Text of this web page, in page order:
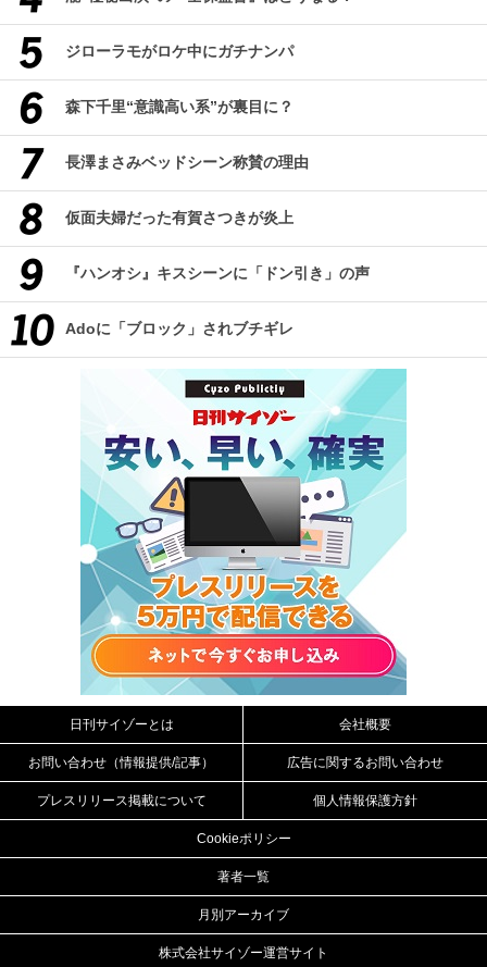
ジローラモがロケ中にガチナンパ
森下千里“意識高い系”が裏目に？
長澤まさみベッドシーン称賛の理由
仮面夫婦だった有賀さつきが炎上
『ハンオシ』キスシーンに「ドン引き」の声
Adoに「ブロック」されブチギレ
日刊サイゾーとは 会社概要
お問い合わせ（情報提供/記事） 広告に関するお問い合わせ
プレスリリース掲載について 個人情報保護方針
Cookieポリシー
著者一覧
月別アーカイブ
株式会社サイゾー運営サイト